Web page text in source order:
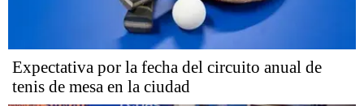
Expectativa por la fecha del circuito anual de
tenis de mesa en la ciudad